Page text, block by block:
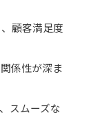
顧客満足度
係性が深ま
スムーズな